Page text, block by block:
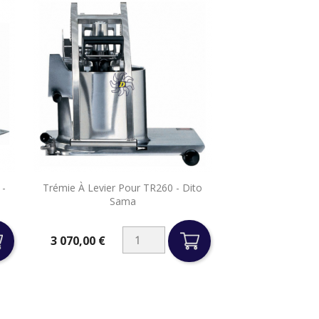
Trémie À Levier Pour TR260 - Dito
Sama
Prix3 070,00 €
Aperçu rapide